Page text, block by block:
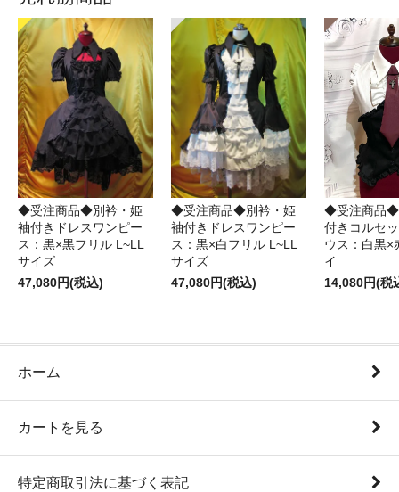
◆受注商品◆別衿・姫
袖付きドレスワンピー
ス：黒×黒フリル L~LL
サイズ
47,080円(税込)
◆受注商品◆別衿・姫
袖付きドレスワンピー
ス：黒×白フリル L~LL
サイズ
47,080円(税込)
◆受注商品◆
付きコルセ
ウス：白黒×
イ
14,080円(税
ホーム
カートを見る
特定商取引法に基づく表記